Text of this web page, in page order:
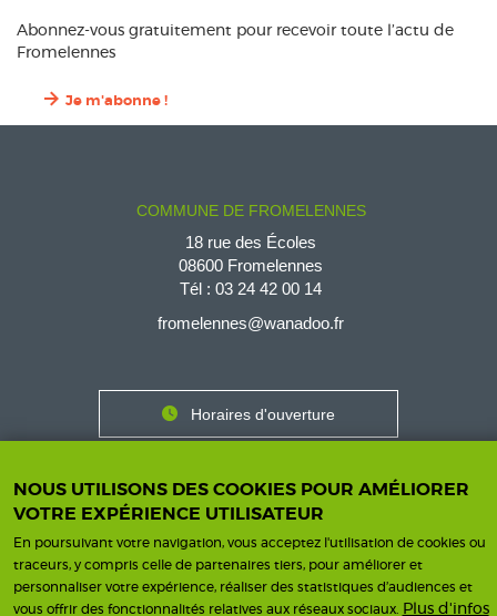
Abonnez-vous gratuitement pour recevoir toute l’actu de
Fromelennes
Je m'abonne !
COMMUNE DE FROMELENNES
18 rue des Écoles
08600 Fromelennes
Tél : 03 24 42 00 14
fromelennes@wanadoo.fr
Contact
Horaires d'ouverture
Nous contacter
Footer
Mentions légales Une création ISICS
NOUS UTILISONS DES COOKIES POUR AMÉLIORER
VOTRE EXPÉRIENCE UTILISATEUR
En poursuivant votre navigation, vous acceptez l'utilisation de cookies ou
traceurs, y compris celle de partenaires tiers, pour améliorer et
personnaliser votre expérience, réaliser des statistiques d’audiences et
vous offrir des fonctionnalités relatives aux réseaux sociaux.
Plus d'infos